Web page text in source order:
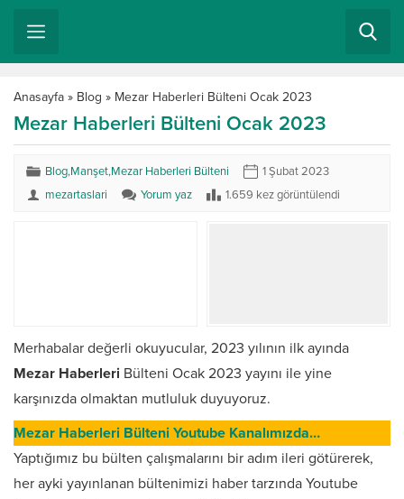
Anasayfa » Blog » Mezar Haberleri Bülteni Ocak 2023
Mezar Haberleri Bülteni Ocak 2023
Blog,Manşet,Mezar Haberleri Bülteni
1 Şubat 2023
mezartaslari
Yorum yaz 1.659 kez görüntülendi
Merhabalar değerli okuyucular, 2023 yılının ilk ayında
Mezar Haberleri Bülteni Ocak 2023 yayını ile yine
karşınızda olmaktan mutluluk duyuyoruz.
Mezar Haberleri Bülteni Youtube Kanalımızda…
Yaptığımız bu bülten çalışmalarını bir adım ileri götürerek,
her ayki yayınlanan bültenimizi haber tarzında Youtube